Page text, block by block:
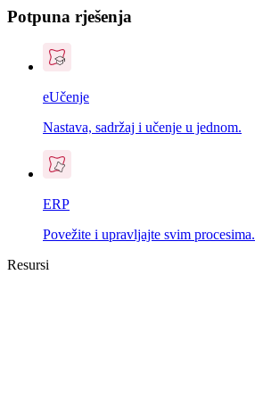
Potpuna rješenja
eUčenje
Nastava, sadržaj i učenje u jednom.
ERP
Povežite i upravljajte svim procesima.
Resursi